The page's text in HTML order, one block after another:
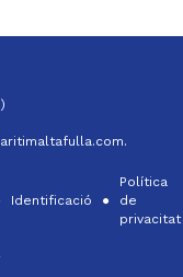
Identificació
Política
de
privacitat